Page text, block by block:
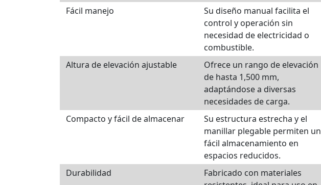
Fácil manejo
Su diseño manual facilita el
control y operación sin
necesidad de electricidad o
combustible.
Altura de elevación ajustable
Ofrece un rango de elevación
de hasta 1,500 mm,
adaptándose a diversas
necesidades de carga.
Compacto y fácil de almacenar
Su estructura estrecha y el
manillar plegable permiten un
fácil almacenamiento en
espacios reducidos.
Durabilidad
Fabricado con materiales